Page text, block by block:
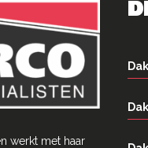
werkt met haar